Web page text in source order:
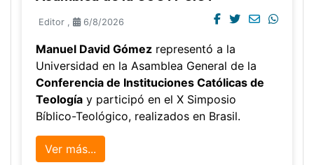
Editor , 6/8/2026
Manuel David Gómez representó a la
Universidad en la Asamblea General de la
Conferencia de Instituciones Católicas de
Teología y participó en el X Simposio
Bíblico-Teológico, realizados en Brasil.
Ver más...